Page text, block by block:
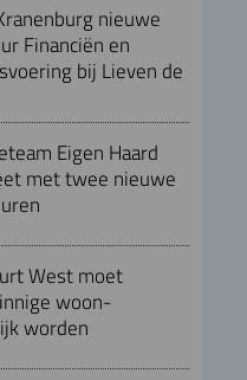
nieuwe
Financiën en
bij Lieven de
Eigen Haard
met twee nieuwe
West moet
woon-
worden